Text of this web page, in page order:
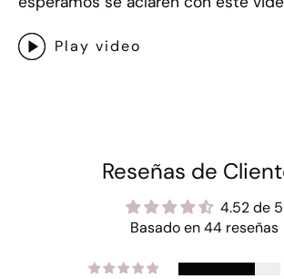
Play video
Reseñas de
4.52 de 5
Basado en 44 reseñas